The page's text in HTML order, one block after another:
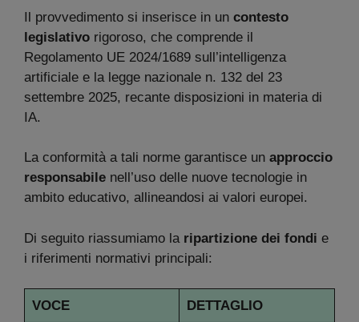
Il provvedimento si inserisce in un contesto
legislativo rigoroso, che comprende il
Regolamento UE 2024/1689 sull’intelligenza
artificiale e la legge nazionale n. 132 del 23
settembre 2025, recante disposizioni in materia di
IA.
La conformità a tali norme garantisce un approccio
responsabile nell’uso delle nuove tecnologie in
ambito educativo, allineandosi ai valori europei.
Di seguito riassumiamo la ripartizione dei fondi e
i riferimenti normativi principali:
VOCE DETTAGLIO